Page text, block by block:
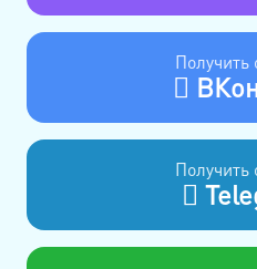
Получить
Получить